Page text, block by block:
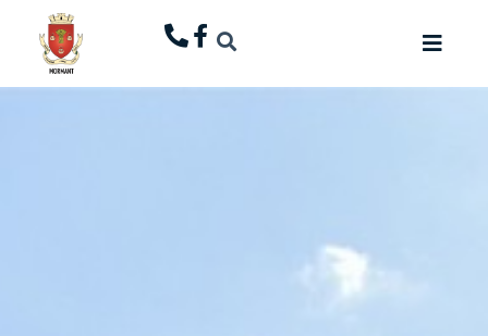
principal